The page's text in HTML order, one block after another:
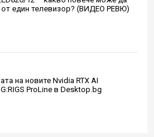
от един телевизор? (ВИДЕО РЕВЮ)
на новите Nvidia RTX AI
ProLine в Desktop.bg